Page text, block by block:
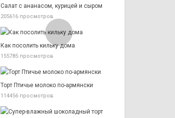
Салат с ананасом, курицей и сыром
205616 просмотров
Как посолить кильку дома
155785 просмотров
Торт Птичье молоко по-армянски
114456 просмотров